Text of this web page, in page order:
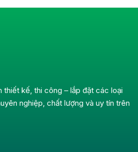
thiết kế, thi công – lắp đặt các loại
nghiệp, chất lượng và uy tín trên